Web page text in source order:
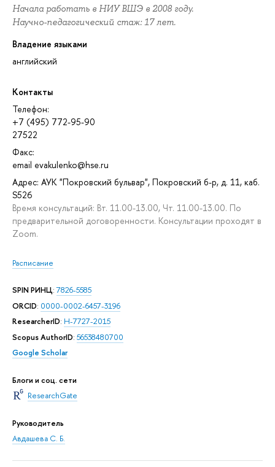
Начала работать в НИУ ВШЭ в 2008 году.
Научно-педагогический стаж: 17 лет.
Владение языками
английский
Контакты
Телефон:
+7 (495) 772-95-90
27522
Факс:
email evakulenko@hse.ru
Адрес: АУК "Покровский бульвар", Покровский б-р, д. 11, каб.
S526
Время консультаций: Вт. 11.00-13.00, Чт. 11.00-13.00. По
предварительной договоренности. Консультации проходят в
Zoom.
Расписание
SPIN РИНЦ:7826-5585
ORCID: 0000-0002-6457-3196
ResearcherID: H-7727-2015
Scopus AuthorID: 56538480700
Google Scholar
Блоги и соц. сети
ResearchGate
Руководитель
Авдашева С. Б.